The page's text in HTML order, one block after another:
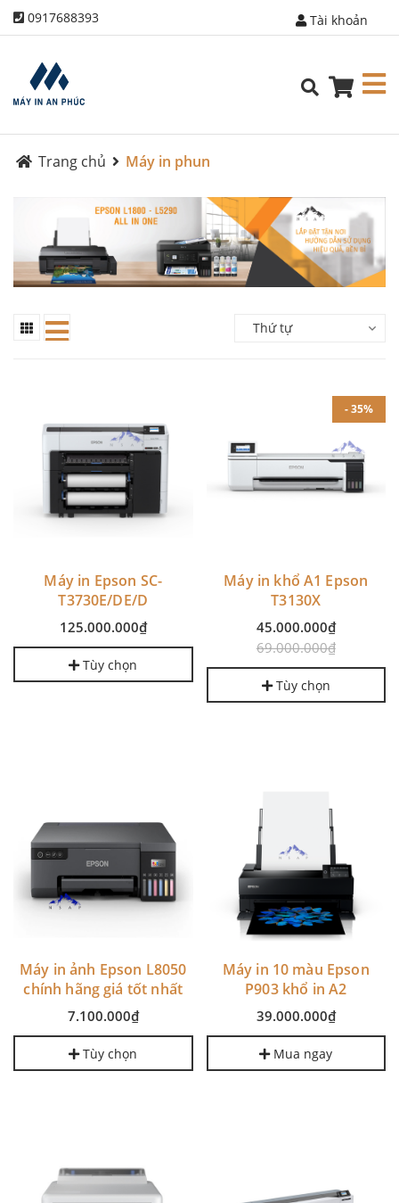
0917688393 Tài khoản
Trang chủ Máy in phun
Thứ tự
Máy in Epson SC-
T3730E/DE/D
125.000.000₫
Tùy chọn
- 35%
Máy in khổ A1 Epson
T3130X
45.000.000₫
69.000.000₫
Tùy chọn
Máy in ảnh Epson L8050
chính hãng giá tốt nhất
7.100.000₫
Tùy chọn
Máy in 10 màu Epson
P903 khổ in A2
39.000.000₫
Mua ngay